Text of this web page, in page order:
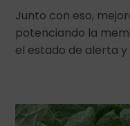
Junto con eso,
potenciando la
el estado de alerta